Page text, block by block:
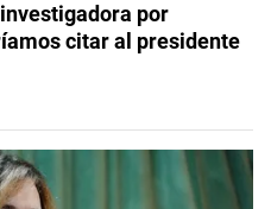
por
citar al presidente